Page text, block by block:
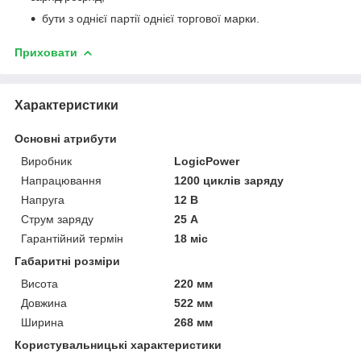
бути з однієї партії однієї торгової марки.
Приховати
Характеристики
Основні атрибути
Виробник
LogicPower
Напрацювання
1200 циклів заряду
Напруга
12 В
Струм заряду
25 А
Гарантійний термін
18 міс
Габаритні розміри
Висота
220 мм
Довжина
522 мм
Ширина
268 мм
Користувальницькі характеристики